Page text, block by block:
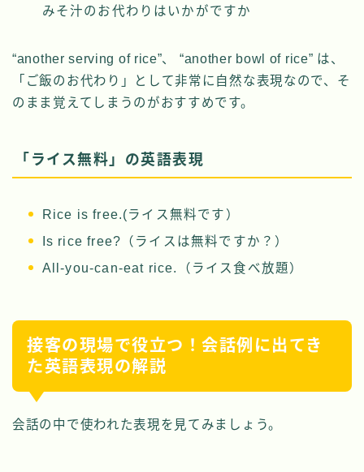
みそ汁のお代わりはいかがですか
“another serving of rice”、 “another bowl of rice” は、
「ご飯のお代わり」として非常に自然な表現なので、そ
のまま覚えてしまうのがおすすめです。
「ライス無料」の英語表現
Rice is free.(ライス無料です）
Is rice free?（ライスは無料ですか？）
All-you-can-eat rice.（ライス食べ放題）
接客の現場で役立つ！会話例に出てき
た英語表現の解説
会話の中で使われた表現を見てみましょう。